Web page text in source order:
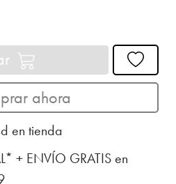
ahora
en tienda
+ ENVÍO GRATIS en